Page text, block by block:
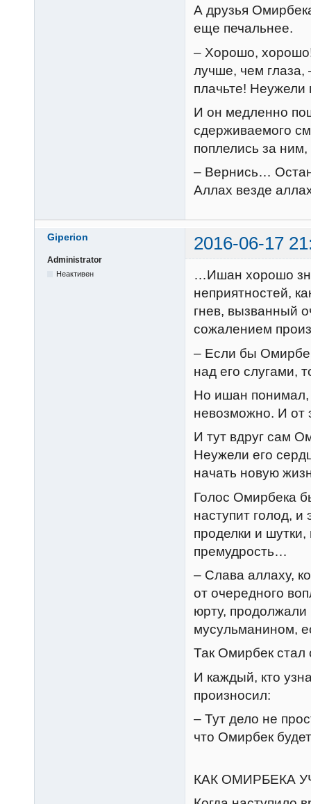
А друзья
еще печальнее.
– Хорошо,
лучше, чем глаза,
плачьте! Неужели
И он медленно
сдерживаемого
поплелись за
– Вернись…
Аллах везде
Giperion 2016-06-17
Administrator
Неактивен
…Ишан хорошо
неприятностей,
гнев, вызванный
сожалением
– Если бы
над его слугами,
Но ишан понимал,
невозможно. И от
И тут вдруг сам
Неужели его
начать новую
Голос Омирбека
наступит голод, и
проделки и
премудрость…
– Слава аллаху,
от очередного
юрту,
мусульманином,
Так Омирбек
И каждый, кто
произносил:
– Тут дело не
что Омирбек
КАК ОМИРБЕКА